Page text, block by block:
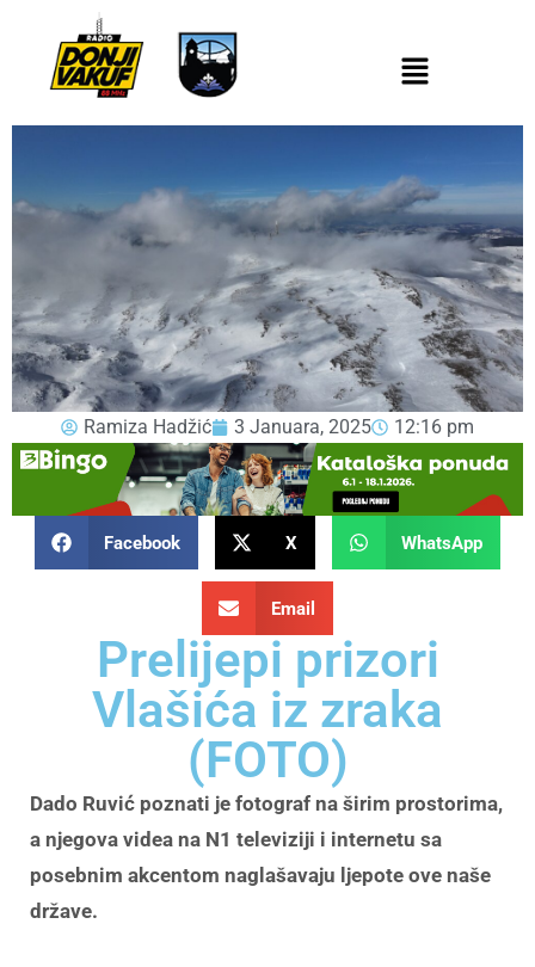
Ramiza Hadžić 3 Januara, 2025 12:16 pm
Facebook X WhatsApp
Email
Prelijepi prizori
Vlašića iz zraka
(FOTO)
Dado Ruvić poznati je fotograf na širim prostorima,
a njegova videa na N1 televiziji i internetu sa
posebnim akcentom naglašavaju ljepote ove naše
države.